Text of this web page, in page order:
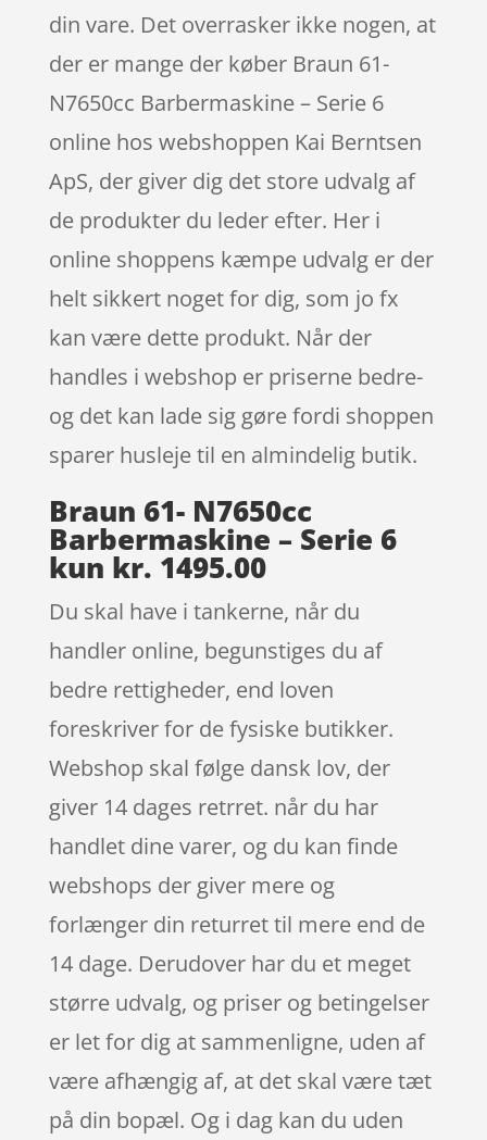
din vare. Det overrasker ikke nogen, at
der er mange der køber Braun 61-
N7650cc Barbermaskine – Serie 6
online hos webshoppen Kai Berntsen
ApS, der giver dig det store udvalg af
de produkter du leder efter. Her i
online shoppens kæmpe udvalg er der
helt sikkert noget for dig, som jo fx
kan være dette produkt. Når der
handles i webshop er priserne bedre-
og det kan lade sig gøre fordi shoppen
sparer husleje til en almindelig butik.
Braun 61- N7650cc
Barbermaskine – Serie 6
kun kr. 1495.00
Du skal have i tankerne, når du
handler online, begunstiges du af
bedre rettigheder, end loven
foreskriver for de fysiske butikker.
Webshop skal følge dansk lov, der
giver 14 dages retrret. når du har
handlet dine varer, og du kan finde
webshops der giver mere og
forlænger din returret til mere end de
14 dage. Derudover har du et meget
større udvalg, og priser og betingelser
er let for dig at sammenligne, uden af
være afhængig af, at det skal være tæt
på din bopæl. Og i dag kan du uden